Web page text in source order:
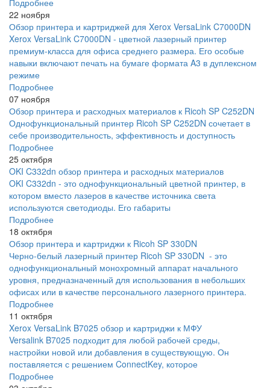
22 ноября
Обзор принтера и картриджей для Xerox VersaLink C7000DN
Xerox VersaLink C7000DN - цветной лазерный принтер
премиум-класса для офиса среднего размера. Его особые
навыки включают печать на бумаге формата A3 в дуплексном
режиме
Подробнее
07 ноября
Обзор принтера и расходных материалов к Ricoh SP C252DN
Однофункциональный принтер Ricoh SP C252DN сочетает в
себе производительность, эффективность и доступность
Подробнее
25 октября
OKI C332dn обзор принтера и расходных материалов
OKI C332dn - это однофункциональный цветной принтер, в
котором вместо лазеров в качестве источника света
используются светодиоды. Его габариты
Подробнее
18 октября
Обзор принтера и картриджи к Ricoh SP 330DN
Черно-белый лазерный принтер Ricoh SP 330DN - это
однофункциональный монохромный аппарат начального
уровня, предназначенный для использования в небольших
офисах или в качестве персонального лазерного принтера.
Подробнее
11 октября
Xerox VersaLink B7025 обзор и картриджи к МФУ
Versalink B7025 подходит для любой рабочей среды,
настройки новой или добавления в существующую. Он
поставляется с решением ConnectKey, которое
Подробнее